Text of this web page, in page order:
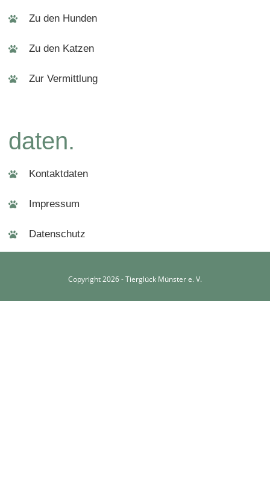
Zu den Hunden
Zu den Katzen
Zur Vermittlung
daten.
Kontaktdaten
Impressum
Datenschutz
Copyright 2026 - Tierglück Münster e. V.